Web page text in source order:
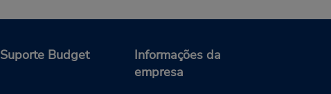
Suporte Budget
Informações da
empresa